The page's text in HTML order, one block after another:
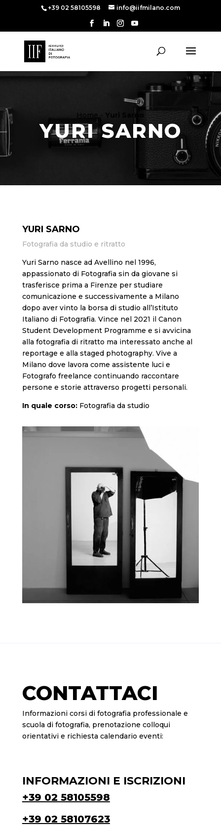
+39 02 58105598 info@iifmilano.com
Home - Yuri Sarno
YURI SARNO
YURI SARNO
Fotografia da studio e ritratto
Yuri Sarno nasce ad Avellino nel 1996,
appassionato di Fotografia sin da giovane si
trasferisce prima a Firenze per studiare
comunicazione e successivamente a Milano
dopo aver vinto la borsa di studio all’Istituto
Italiano di Fotografia. Vince nel 2021 il Canon
Student Development Programme e si avvicina
alla fotografia di ritratto ma interessato anche al
reportage e alla staged photography. Vive a
Milano dove lavora come assistente luci e
Fotografo freelance continuando raccontare
persone e storie attraverso progetti personali.
In quale corso: Fotografia da studio
CONTATTACI
Informazioni corsi di fotografia professionale e
scuola di fotografia, prenotazione colloqui
orientativi e richiesta calendario eventi:
INFORMAZIONI E ISCRIZIONI
+39 02 58105598
+39 02 58107623